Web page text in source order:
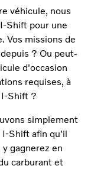
véhicule, nous
Shift pour une
Vos missions de
? Ou peut-
d'occasion
requises, à
Shift ?
simplement
Shift afin qu'il
gagnerez en
carburant et